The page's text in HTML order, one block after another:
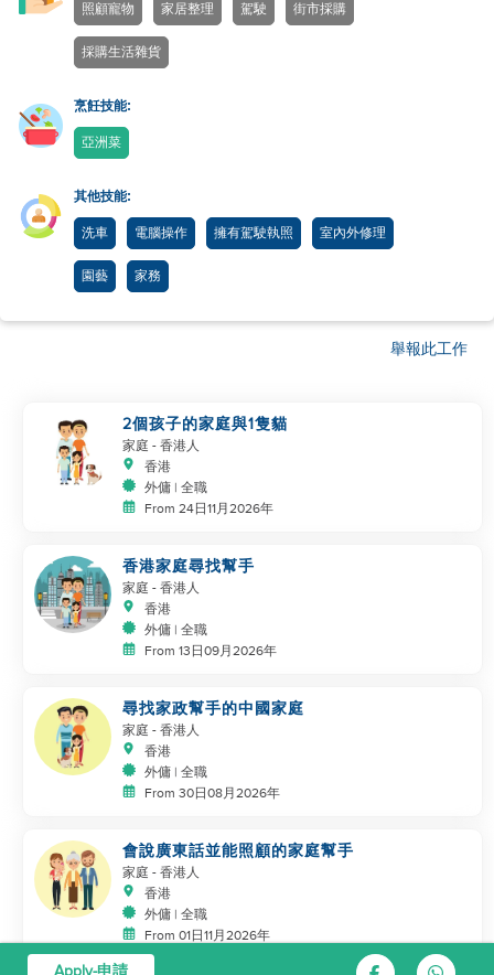
照顧寵物 家居整理 駕駛 街市採購
採購生活雜貨
烹飪技能:
亞洲菜
其他技能:
洗車 電腦操作 擁有駕駛執照 室內外修理
園藝 家務
舉報此工作
2個孩子的家庭與1隻貓
家庭 - 香港人
香港
外傭 | 全職
From 24日11月2026年
香港家庭尋找幫手
家庭 - 香港人
香港
外傭 | 全職
From 13日09月2026年
尋找家政幫手的中國家庭
家庭 - 香港人
香港
外傭 | 全職
From 30日08月2026年
會說廣東話並能照顧的家庭幫手
家庭 - 香港人
香港
外傭 | 全職
From 01日11月2026年